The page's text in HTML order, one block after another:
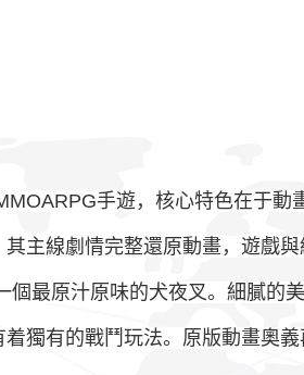
手遊，核心特色在于
主線劇情完整還原動畫，遊戲
最原汁原味的犬夜叉。細膩的
獨有的戰鬥玩法。原版動畫奧